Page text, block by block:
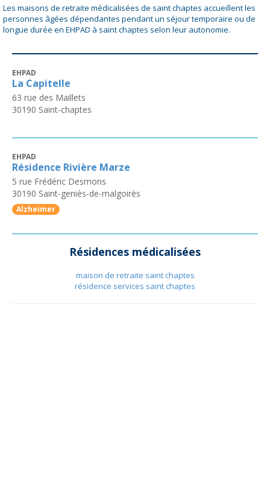
Les maisons de retraite médicalisées de saint chaptes accueillent les
personnes âgées dépendantes pendant un séjour temporaire ou de
longue durée en EHPAD à saint chaptes selon leur autonomie.
EHPAD
La Capitelle
63 rue des Maillets
30190 Saint-chaptes
EHPAD
Résidence Rivière Marze
5 rue Frédéric Desmons
30190 Saint-geniès-de-malgoirès
Alzheimer
Résidences médicalisées
maison de retraite saint chaptes
résidence services saint chaptes